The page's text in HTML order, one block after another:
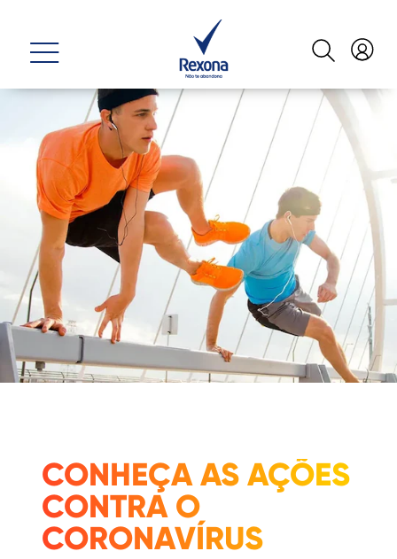
CONHEÇA AS AÇÕES
CONTRA O
CORONAVÍRUS